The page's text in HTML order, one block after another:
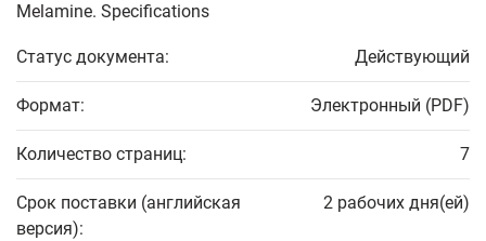
Melamine. Specifications
Статус документа: Действующий
Формат: Электронный (PDF)
Количество страниц: 7
Срок поставки (английская
версия):
2 рабочих дня(ей)